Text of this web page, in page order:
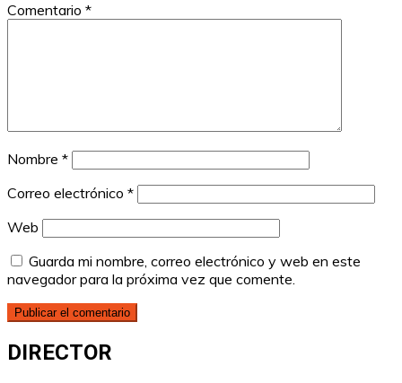
Comentario *
Nombre *
Correo electrónico *
Web
Guarda mi nombre, correo electrónico y web en este
navegador para la próxima vez que comente.
DIRECTOR